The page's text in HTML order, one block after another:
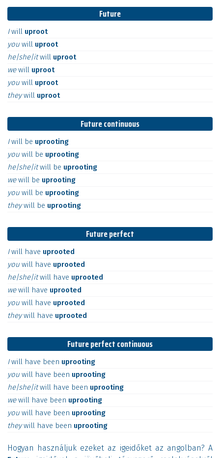
Future
Iwill uproot
you will uproot
he|she|itwill uproot
wewill uproot
you will uproot
theywill uproot
Future continuous
Iwill be uprooting
you will be uprooting
he|she|itwill be uprooting
wewill be uprooting
you will be uprooting
theywill be uprooting
Future perfect
Iwill have uprooted
you will have uprooted
he|she|itwill have uprooted
wewill have uprooted
you will have uprooted
theywill have uprooted
Future perfect continuous
Iwill have been uprooting
you will have been uprooting
he|she|itwill have been uprooting
wewill have been uprooting
you will have been uprooting
theywill have been uprooting
Hogyan használjuk ezeket az igeidőket az angolban? A